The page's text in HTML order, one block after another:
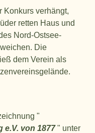
Konkurs verhängt,
retten Haus und
Nord-Ostsee-
Die
dem Verein als
"
e.V. von 1877" unter